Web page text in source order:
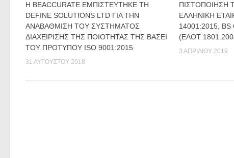
Η BEACCURATE ΕΜΠΙΣΤΕΥΤΗΚΕ ΤΗ
DEFINE SOLUTIONS LTD ΓΙΑ ΤΗΝ
ΑΝΑΒΑΘΜΙΣΗ ΤΟΥ ΣΥΣΤΗΜΑΤΟΣ
ΔΙΑΧΕΙΡΙΣΗΣ ΤΗΣ ΠΟΙΟΤΗΤΑΣ ΤΗΣ ΒΑΣΕΙ
ΤΟΥ ΠΡΟΤΥΠΟΥ ISO 9001:2015
31 ΑΥΓΟΎΣΤΟΥ 2018
ΠΙΣΤΟΠΟΙΗΣΗ
ΕΛΛΗΝΙΚΗ
14001:2015, BS
(ΕΛΟΤ
3 ΑΠΡΙΛΊΟΥ 2019